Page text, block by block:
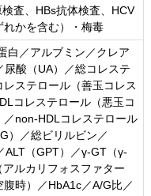
査、HBs抗体検査、HCV
れかを含む）・梅毒
白／アルブミン／クレア
尿酸（UA）／総コレステ
レステロール（善玉コレス
コレステロール（悪玉コ
／non-HDLコレステロール
）／総ビリルビン／
ALT（GPT）／γ-GT（γ-
ルカリフォスファター
腹時）／HbA1c／A/G比／